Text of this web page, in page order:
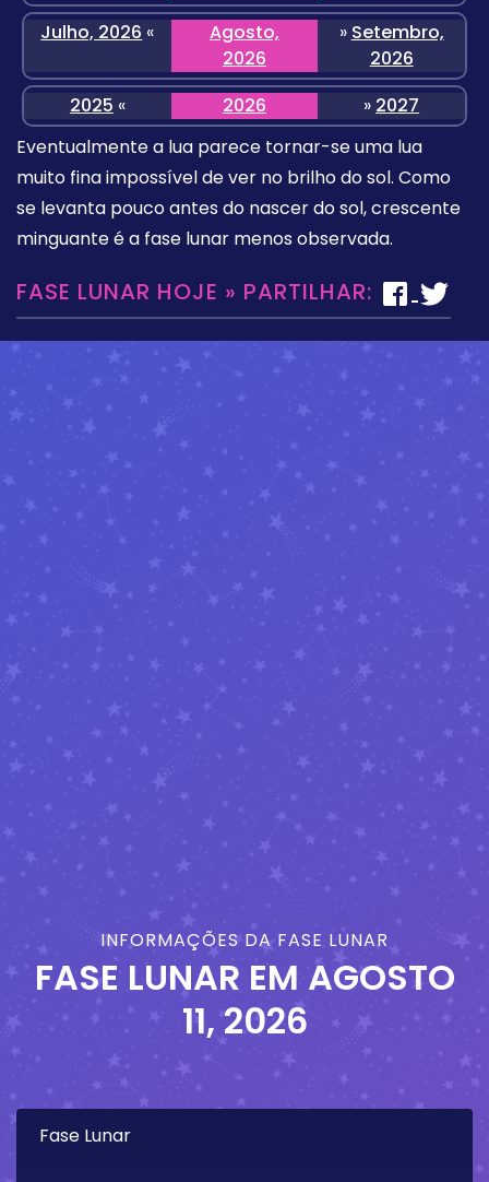
Julho, 2026 «
Agosto,
2026
» Setembro,
2026
2025 « 2026 » 2027
Eventualmente a lua parece tornar-se uma lua
muito fina impossível de ver no brilho do sol. Como
se levanta pouco antes do nascer do sol, crescente
minguante é a fase lunar menos observada.
FASE LUNAR HOJE » PARTILHAR:
INFORMAÇÕES DA FASE LUNAR
FASE LUNAR EM AGOSTO
11, 2026
Fase Lunar